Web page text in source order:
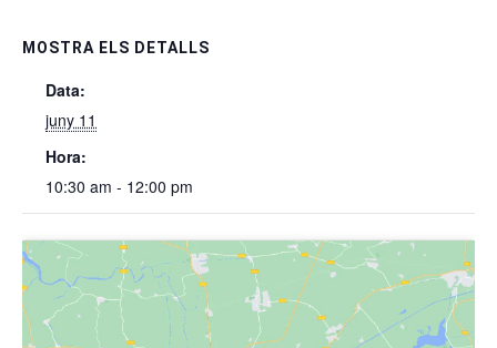
MOSTRA ELS DETALLS
Data:
juny 11
Hora:
10:30 am - 12:00 pm